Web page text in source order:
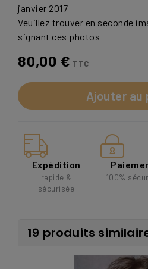
janvier 2017
Veuillez trouver en seconde
signant ces photos
80,00 € TTC
Ajouter au
Expédition
rapide &
sécurisée
100%
19 produits